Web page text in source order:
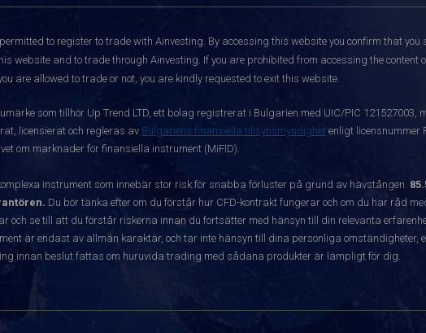
to register to trade with Ainvesting. By accessing this website you confirm that
website and to trade through Ainvesting. If you are prohibited from accessing the
are allowed to trade or not, you are kindly requested to exit this website.
som tillhör Up Trend LTD, ett bolag registrerat i Bulgarien med UIC/PIC 121527003,
licensierat och regleras av Bulgariens finansiella tillsynsmyndighet enligt licensnummer
om marknader för finansiella instrument (MiFID).
instrument som innebär stor risk för snabba förluster på grund av hävstången.
Du bör tänka efter om du förstår hur CFD-kontrakt fungerar och om du har råd
se till att du förstår riskerna innan du fortsätter med hänsyn till din relevanta
är endast av allmän karaktär, och tar inte hänsyn till dina personliga omständigheter,
innan beslut fattas om huruvida trading med sådana produkter är lämpligt för dig.